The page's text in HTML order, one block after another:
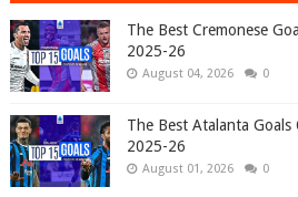
The Best Cremonese
2025-26
August 04, 2026 0
The Best Atalanta
2025-26
August 01, 2026 0